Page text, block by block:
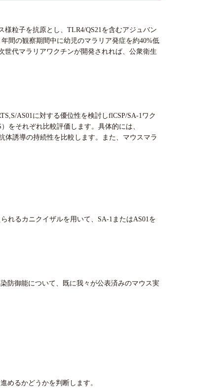
粒子を抗原とし、TLR4/QS21を含むアジュバン
間の観察期間中に幼児のマラリア発症を約40%低
代マラリアワクチンが開発されれば、公衆衛生
AS01に対する優位性を検討しflCSP/SA-1ワク
をそれぞれ比較評価します。具体的には、
体誘導の持続性を比較します。また、マウスマラ
れるカニクイザルを用いて、SA-1またはAS01を
防御能について、既に我々が公表済みのマウス実
めるかどうかを判断します。